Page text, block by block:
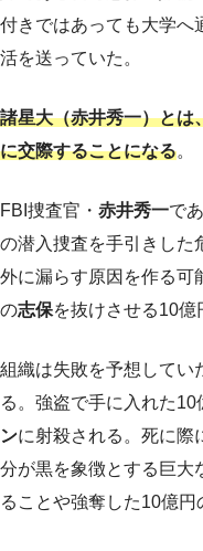
付きではあっても大学へ
活を送っていた。
諸星大（赤井秀一）とは
に交際することになる。
FBI捜査官・ 赤井秀一で
の潜入捜査を手引きした
外に漏らす原因を作る可
の志保を抜けさせる10億
組織は失敗を予想してい
る。強盗で手に入れた
ンに射殺される。死に際
分が黒を象徴とする巨大
ることや強奪した10億円